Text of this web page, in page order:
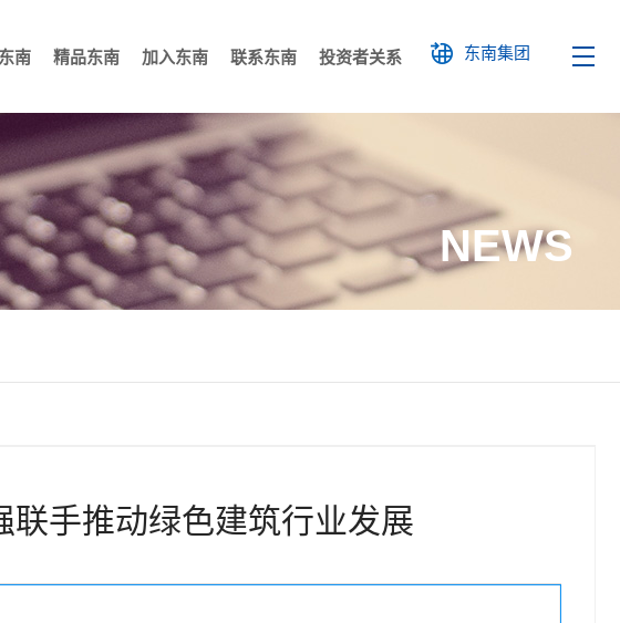
荣誉资质 企业文化
南
台 创新团队 科研成果
精品东南
场馆 会议会展 文化展馆 工业建筑 国外工程 高层建筑
加入东南
人才培养 员工风采 社会招聘 校园招聘
联系东南
各地公司 廉洁举报
投资者关系 东南集团
NEWS
手推动绿色建筑行业发展